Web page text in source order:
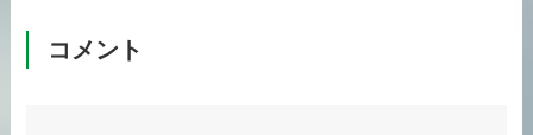
コメント